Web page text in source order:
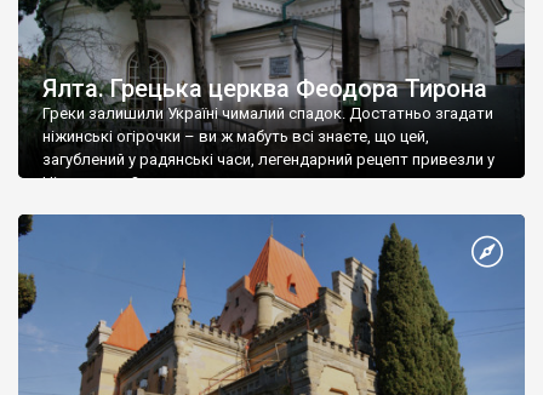
Ялта. Грецька церква Феодора Тирона
Греки залишили Україні чималий спадок. Достатньо згадати
ніжинські огірочки – ви ж мабуть всі знаєте, що цей,
загублений у радянські часи, легендарний рецепт привезли у
Ніжин греки?